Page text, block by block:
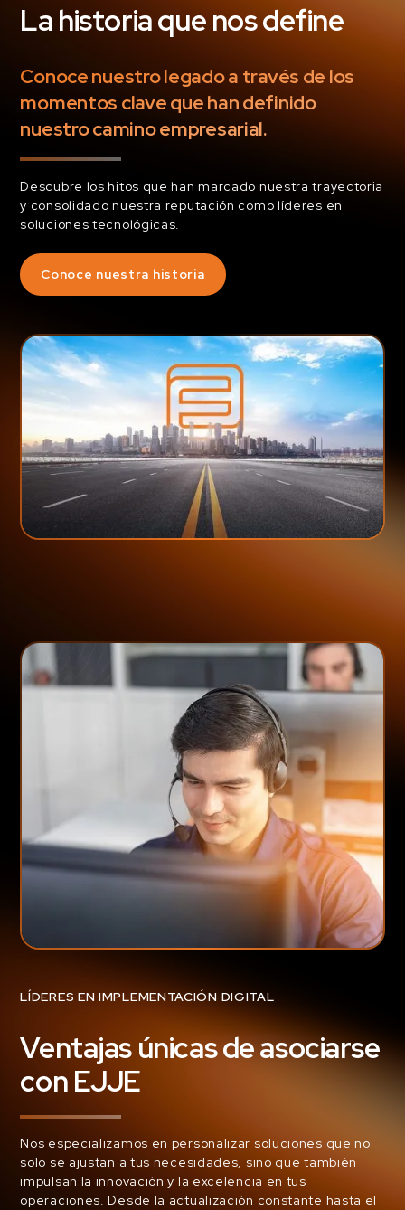
La historia que nos define
Conoce nuestro legado a través de los
momentos clave que han definido
nuestro camino empresarial.
Descubre los hitos que han marcado nuestra trayectoria
y consolidado nuestra reputación como líderes en
soluciones tecnológicas.
Conoce nuestra historia
LÍDERES EN IMPLEMENTACIÓN DIGITAL
Ventajas únicas de asociarse
con EJJE
Nos especializamos en personalizar soluciones que no
solo se ajustan a tus necesidades, sino que también
impulsan la innovación y la excelencia en tus
operaciones. Desde la actualización constante hasta el